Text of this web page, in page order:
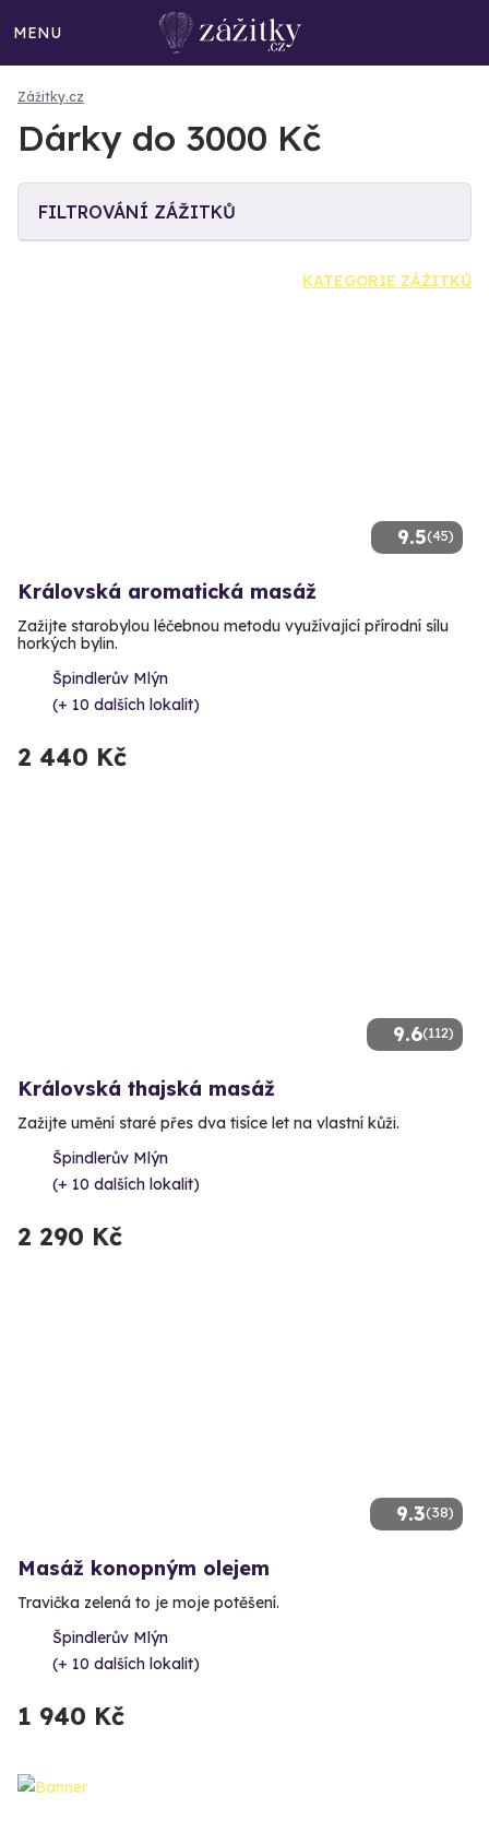
MENU
Zážitky.cz
Dárky do 3000 Kč
FILTROVÁNÍ ZÁŽITKŮ
KATEGORIE ZÁŽITKŮ
9.5(45)
Královská aromatická masáž
Zažijte starobylou léčebnou metodu využívající přírodní sílu
horkých bylin.
Špindlerův Mlýn
(+ 10 dalších lokalit)
2 440 Kč
9.6(112)
Královská thajská masáž
Zažijte umění staré přes dva tisíce let na vlastní kůži.
Špindlerův Mlýn
(+ 10 dalších lokalit)
2 290 Kč
9.3(38)
Masáž konopným olejem
Travička zelená to je moje potěšení.
Špindlerův Mlýn
(+ 10 dalších lokalit)
1 940 Kč